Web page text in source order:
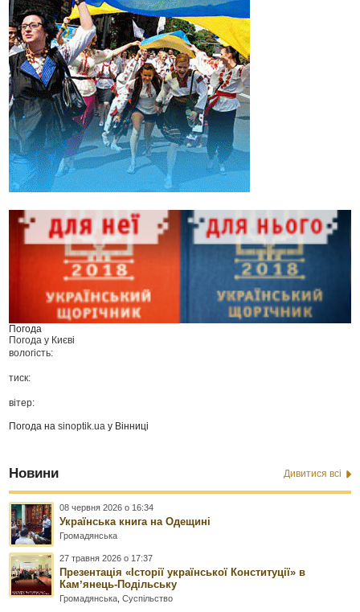
Погода
Погода у Києві
вологість:
тиск:
вітер:
Погода наsinoptik.ua у Вінниці
Новини Дивитися всі
08 червня 2026 о 16:34
Українська книга на Одещині
Громадянська
27 травня 2026 о 17:37
Презентація «Історії української Конституції» в
Камʼянець-Подільську
Громадянська ,Суспільство